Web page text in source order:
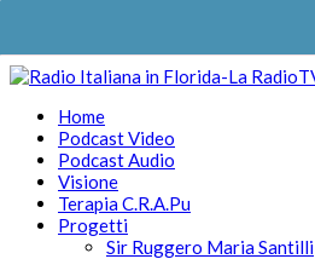
Home
Podcast Video
Podcast Audio
Visione
Terapia C.R.A.Pu
Progetti
Sir Ruggero Maria Santilli